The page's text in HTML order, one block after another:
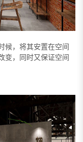
，将其安置在空间
变，同时又保证空间